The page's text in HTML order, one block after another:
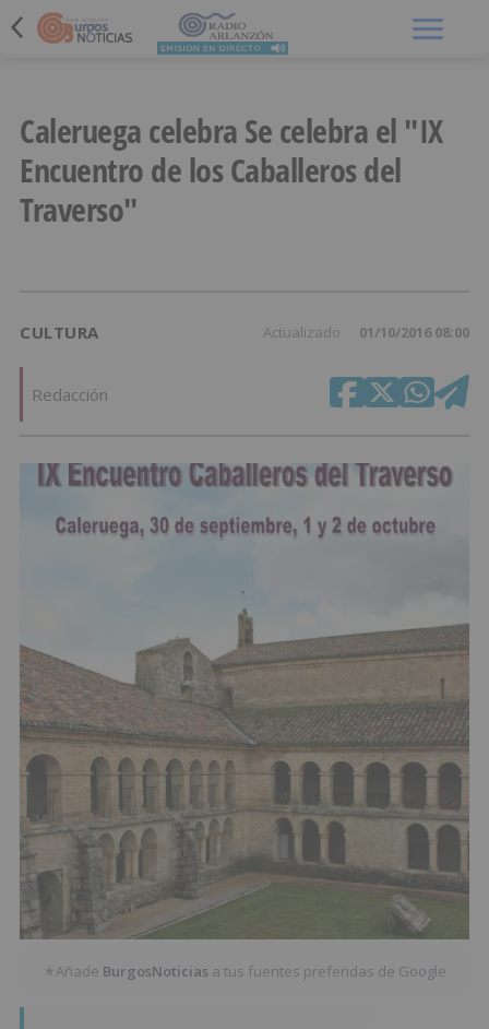
Caleruega celebra Se celebra el "IX
Encuentro de los Caballeros del
Traverso"
CULTURA Actualizado 01/10/2016 08:00
Redacción
★ Añade BurgosNoticias a tus fuentes preferidas de Google